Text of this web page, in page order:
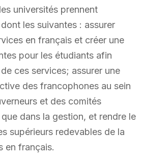
universités prennent
les suivantes : assurer
en français et créer une
pour les étudiants afin
ces services; assurer une
des francophones au sein
et des comités
dans la gestion, et rendre le
supérieurs redevables de la
en français.